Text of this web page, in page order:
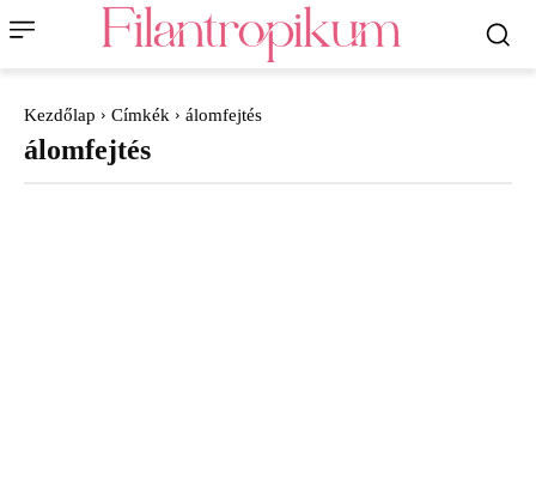
Kezdőlap Címkék álomfejtés
álomfejtés